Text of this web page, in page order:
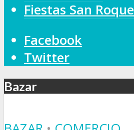
Fiestas San Roque
Facebook
Twitter
Bazar